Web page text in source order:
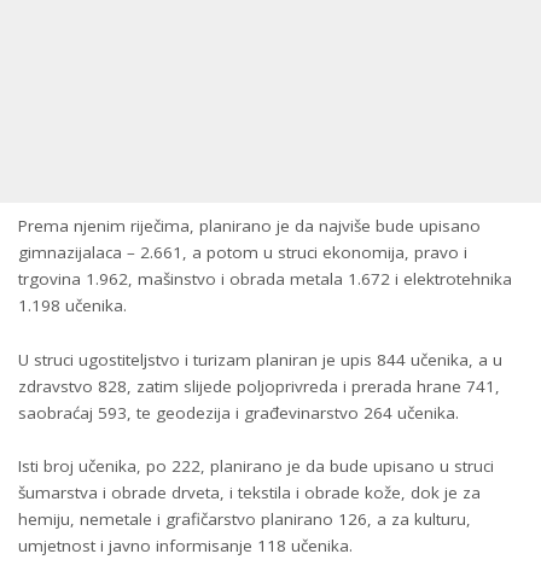
Prema njenim riječima, planirano je da najviše bude upisano
gimnazijalaca – 2.661, a potom u struci ekonomija, pravo i
trgovina 1.962, mašinstvo i obrada metala 1.672 i elektrotehnika
1.198 učenika.
U struci ugostiteljstvo i turizam planiran je upis 844 učenika, a u
zdravstvo 828, zatim slijede poljoprivreda i prerada hrane 741,
saobraćaj 593, te geodezija i građevinarstvo 264 učenika.
Isti broj učenika, po 222, planirano je da bude upisano u struci
šumarstva i obrade drveta, i tekstila i obrade kože, dok je za
hemiju, nemetale i grafičarstvo planirano 126, a za kulturu,
umjetnost i javno informisanje 118 učenika.